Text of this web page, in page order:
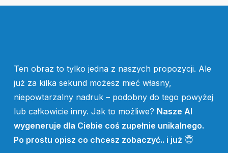
Ten obraz to tylko jedna z naszych propozycji. Ale
już za kilka sekund możesz mieć własny,
niepowtarzalny nadruk – podobny do tego powyżej
lub całkowicie inny. Jak to możliwe? Nasze AI
wygeneruje dla Ciebie coś zupełnie unikalnego.
Po prostu opisz co chcesz zobaczyć.. i już 😇